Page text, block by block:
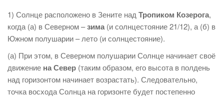
1) Солнце расположено в Зените над Тропиком Козерога,
когда (а) в Северном –зима(и солнцестояние 21/12), а (б) в
Южном полушарии – лето (и солнцестояние).
(а) При этом, в Северном полушарии Солнце начинает своё
движение на Север (таким образом, его высота в полдень
над горизонтом начинает возрастать). Следовательно,
точка восхода Солнца на горизонте будет постепенно